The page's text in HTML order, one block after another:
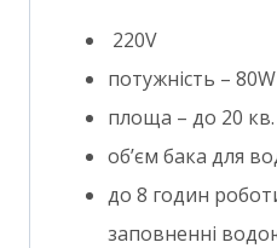
220V
потужність – 80W
площа – до 20
об’єм бака для
до 8 годин
заповненні